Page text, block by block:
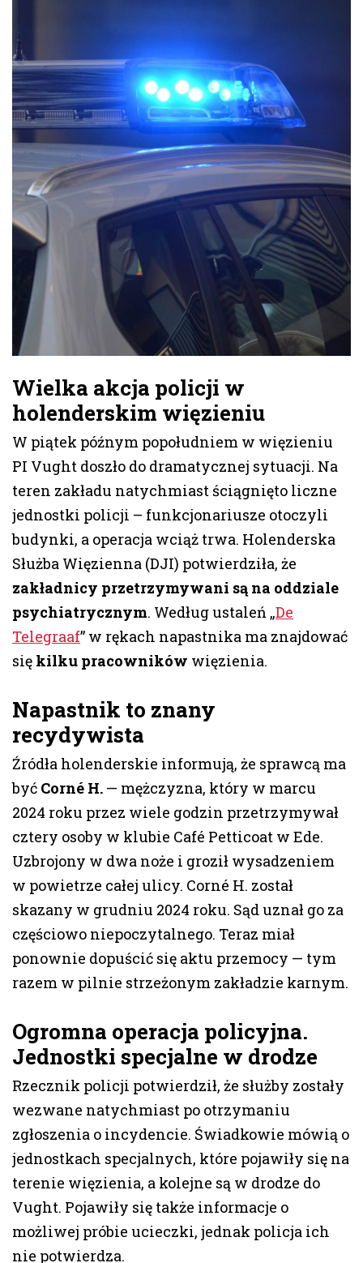
Wielka akcja policji w
holenderskim więzieniu
W piątek późnym popołudniem w więzieniu
PI Vught doszło do dramatycznej sytuacji. Na
teren zakładu natychmiast ściągnięto liczne
jednostki policji – funkcjonariusze otoczyli
budynki, a operacja wciąż trwa. Holenderska
Służba Więzienna (DJI) potwierdziła, że
zakładnicy przetrzymywani są na oddziale
psychiatrycznym. Według ustaleń „De
Telegraaf” w rękach napastnika ma znajdować
się kilku pracowników więzienia.
Napastnik to znany
recydywista
Źródła holenderskie informują, że sprawcą ma
być Corné H. — mężczyzna, który w marcu
2024 roku przez wiele godzin przetrzymywał
cztery osoby w klubie Café Petticoat w Ede.
Uzbrojony w dwa noże i groził wysadzeniem
w powietrze całej ulicy. Corné H. został
skazany w grudniu 2024 roku. Sąd uznał go za
częściowo niepoczytalnego. Teraz miał
ponownie dopuścić się aktu przemocy — tym
razem w pilnie strzeżonym zakładzie karnym.
Ogromna operacja policyjna.
Jednostki specjalne w drodze
Rzecznik policji potwierdził, że służby zostały
wezwane natychmiast po otrzymaniu
zgłoszenia o incydencie. Świadkowie mówią o
jednostkach specjalnych, które pojawiły się na
terenie więzienia, a kolejne są w drodze do
Vught. Pojawiły się także informacje o
możliwej próbie ucieczki, jednak policja ich
nie potwierdza.